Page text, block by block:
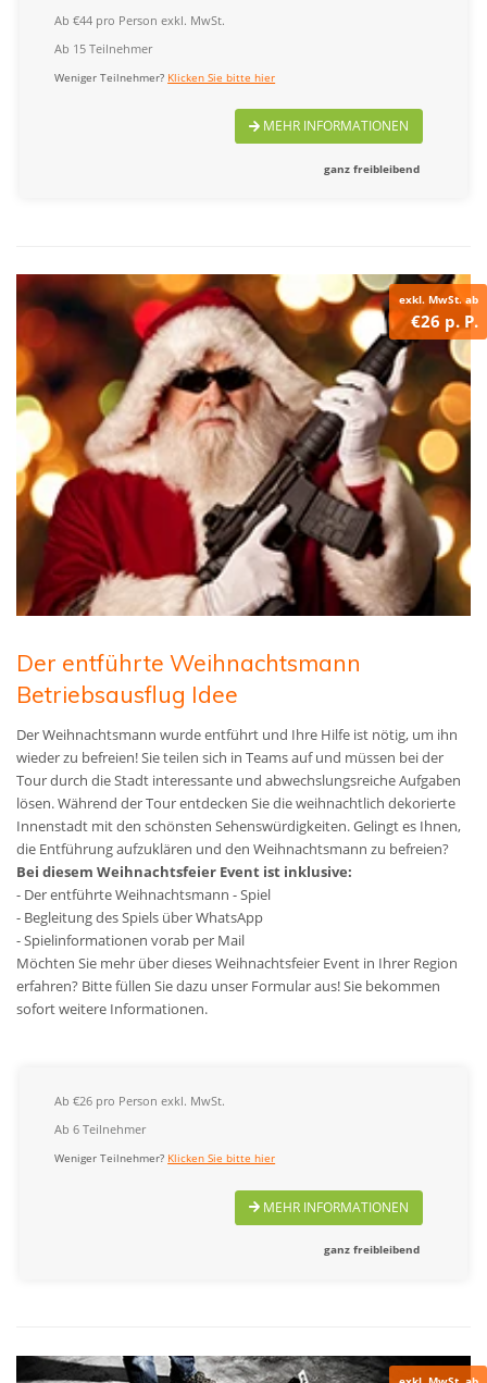
Ab €44 pro Person exkl. MwSt.
Ab 15 Teilnehmer
Weniger Teilnehmer? Klicken Sie bitte hier
MEHR INFORMATIONEN
ganz freibleibend
exkl. MwSt. ab
€26 p. P.
Der entführte Weihnachtsmann
Betriebsausflug Idee
Der Weihnachtsmann wurde entführt und Ihre Hilfe ist nötig, um ihn
wieder zu befreien! Sie teilen sich in Teams auf und müssen bei der
Tour durch die Stadt interessante und abwechslungsreiche Aufgaben
lösen. Während der Tour entdecken Sie die weihnachtlich dekorierte
Innenstadt mit den schönsten Sehenswürdigkeiten. Gelingt es Ihnen,
die Entführung aufzuklären und den Weihnachtsmann zu befreien?
Bei diesem Weihnachtsfeier Event ist inklusive:
- Der entführte Weihnachtsmann - Spiel
- Begleitung des Spiels über WhatsApp
- Spielinformationen vorab per Mail
Möchten Sie mehr über dieses Weihnachtsfeier Event in Ihrer Region
erfahren? Bitte füllen Sie dazu unser Formular aus! Sie bekommen
sofort weitere Informationen.
Ab €26 pro Person exkl. MwSt.
Ab 6 Teilnehmer
Weniger Teilnehmer? Klicken Sie bitte hier
MEHR INFORMATIONEN
ganz freibleibend